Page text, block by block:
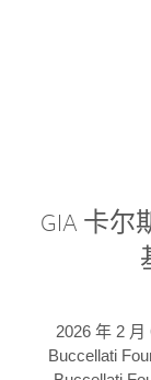
GIA 卡
2026 年 2
Buccellati